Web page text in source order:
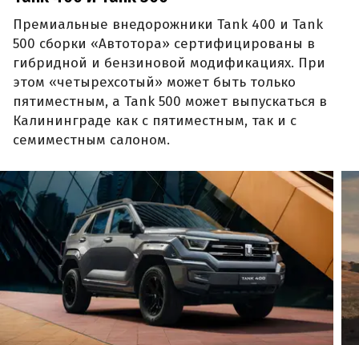
Премиальные внедорожники Tank 400 и Tank
500 сборки «Автотора» сертифицированы в
гибридной и бензиновой модификациях. При
этом «четырехсотый» может быть только
пятиместным, а Tank 500 может выпускаться в
Калининграде как с пятиместным, так и с
семиместным салоном.